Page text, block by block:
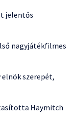
jelentős
nagyjátékfilmes
elnök szerepét,
Haymitch